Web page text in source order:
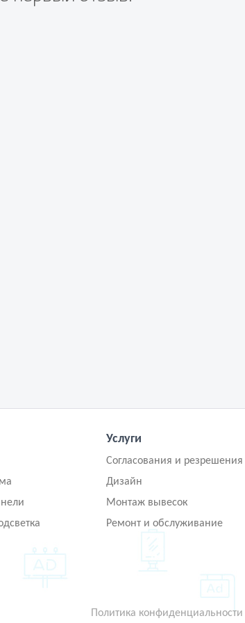
Услуги
Согласования и резрешения
Дизайн
Монтаж вывесок
Ремонт и обслуживание
Политика конфиденциальности